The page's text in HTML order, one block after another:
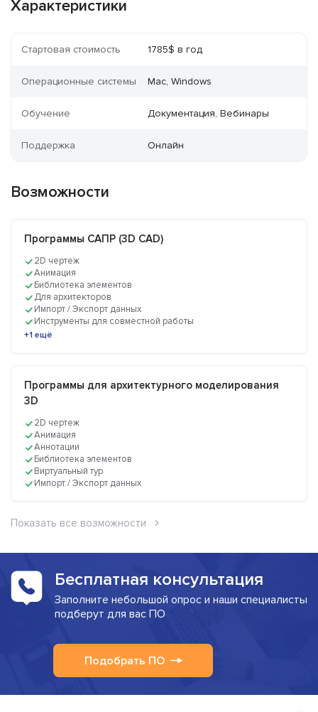
Характеристики
Стартовая стоимость 1785$ в год
Операционные системы Mac, Windows
Обучение Документация, Вебинары
Поддержка Онлайн
Возможности
Программы САПР (3D CAD)
2D чертеж
Анимация
Библиотека элементов
Для архитекторов
Импорт / Экспорт данных
Инструменты для совместной работы
+1 ещё
Программы для архитектурного моделирования
3D
2D чертеж
Анимация
Аннотации
Библиотека элементов
Виртуальный тур
Импорт / Экспорт данных
Показать все возможности
Бесплатная консультация
Заполните небольшой опрос и наши специалисты
подберут для вас ПО
Подобрать ПО